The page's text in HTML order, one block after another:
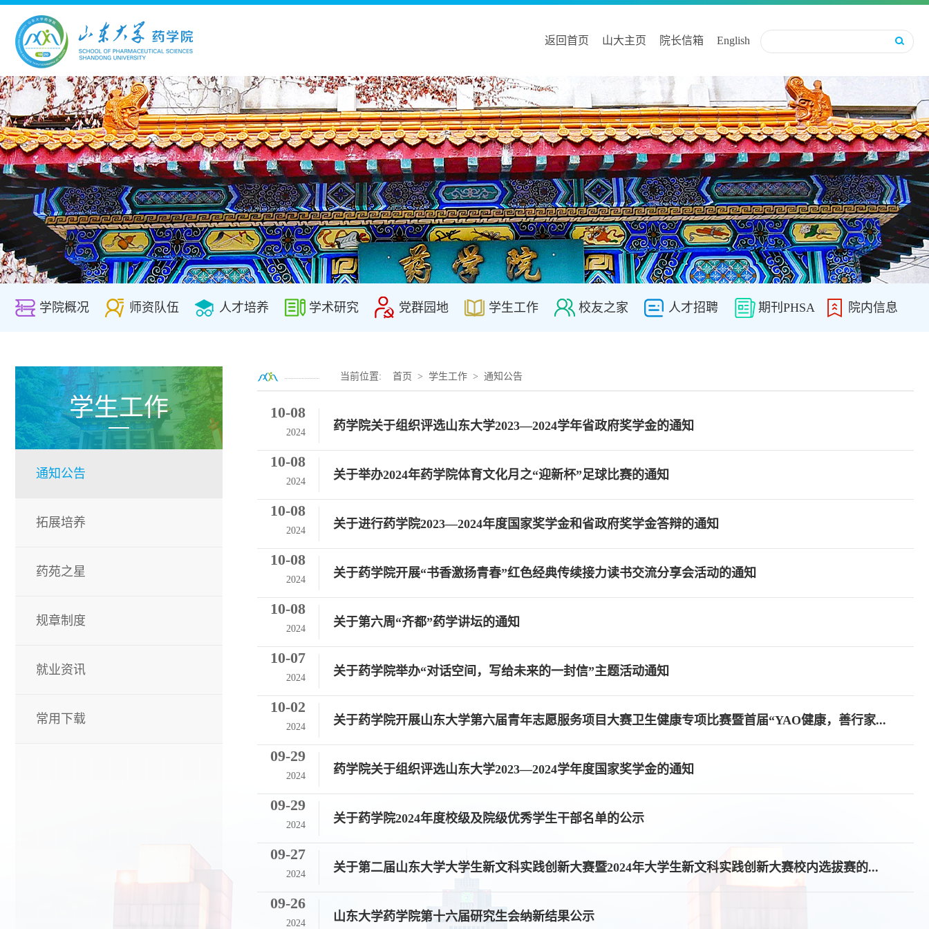
返回首页 山大主页 院长信箱 English
学院概况 师资队伍 人才培养 学术研究 党群园地 学生工作 校友之家 人才招聘 期刊PHSA 院内信息
学生工作
通知公告
拓展培养
药苑之星
规章制度
就业资讯
常用下载
当前位置: 首页 > 学生工作 > 通知公告
10-08
2024 药学院关于组织评选山东大学2023—2024学年省政府奖学金的通知
10-08
2024 关于举办2024年药学院体育文化月之“迎新杯”足球比赛的通知
10-08
2024 关于进行药学院2023—2024年度国家奖学金和省政府奖学金答辩的通知
10-08
2024 关于药学院开展“书香激扬青春”红色经典传续接力读书交流分享会活动的通知
10-08
2024 关于第六周“齐都”药学讲坛的通知
10-07
2024 关于药学院举办“对话空间，写给未来的一封信”主题活动通知
10-02
2024 关于药学院开展山东大学第六届青年志愿服务项目大赛卫生健康专项比赛暨首届“YAO健康，善行家...
09-29
2024 药学院关于组织评选山东大学2023—2024学年度国家奖学金的通知
09-29
2024 关于药学院2024年度校级及院级优秀学生干部名单的公示
09-27
2024 关于第二届山东大学大学生新文科实践创新大赛暨2024年大学生新文科实践创新大赛校内选拔赛的...
09-26
2024 山东大学药学院第十六届研究生会纳新结果公示